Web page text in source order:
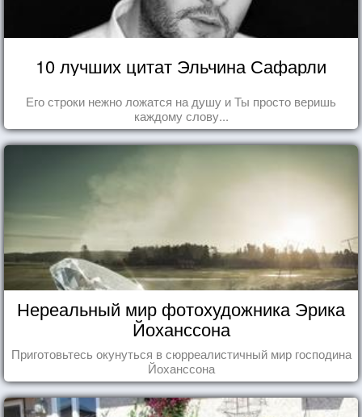
10 лучших цитат Эльчина Сафарли
Его строки нежно ложатся на душу и Ты просто веришь
каждому слову...
Нереальный мир фотохудожника Эрика
Йоханссона
Приготовьтесь окунуться в сюрреалистичный мир господина
Йоханссона